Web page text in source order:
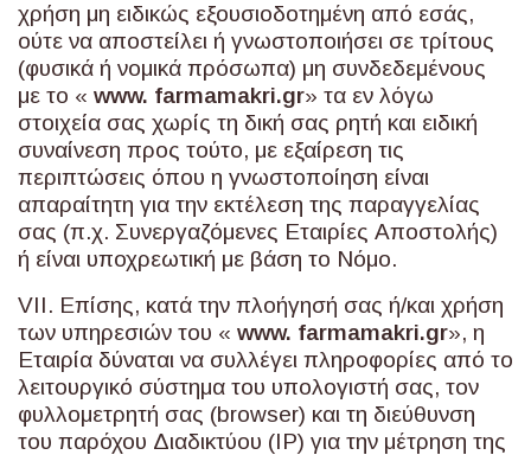
χρήση μη ειδικώς εξουσιοδοτημένη από εσάς,
ούτε να αποστείλει ή γνωστοποιήσει σε τρίτους
(φυσικά ή νομικά πρόσωπα) μη συνδεδεμένους
με το « www. farmamakri.gr» τα εν λόγω
στοιχεία σας χωρίς τη δική σας ρητή και ειδική
συναίνεση προς τούτο, με εξαίρεση τις
περιπτώσεις όπου η γνωστοποίηση είναι
απαραίτητη για την εκτέλεση της παραγγελίας
σας (π.χ. Συνεργαζόμενες Εταιρίες Αποστολής)
ή είναι υποχρεωτική με βάση το Νόμο.
VII. Επίσης, κατά την πλοήγησή σας ή/και χρήση
των υπηρεσιών του « www. farmamakri.gr», η
Εταιρία δύναται να συλλέγει πληροφορίες από το
λειτουργικό σύστημα του υπολογιστή σας, τον
φυλλομετρητή σας (browser) και τη διεύθυνση
του παρόχου Διαδικτύου (IP) για την μέτρηση της